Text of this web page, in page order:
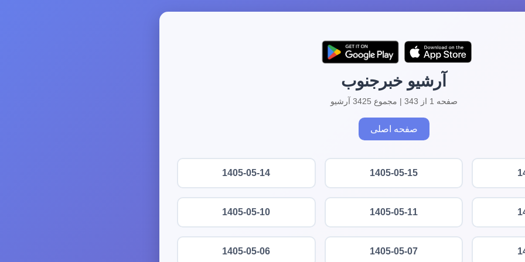
آرشیو خبرجنوب
صفحه 1 از 343 | مجموع 3425 آرشیو
صفحه اصلی
1405-05-15
1405-05-14
1405-05-11
1405-05-10
1405-05-07
1405-05-06